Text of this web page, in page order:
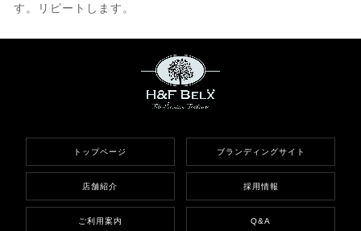
す。リピートします。
トップページ ブランディングサイト
店舗紹介 採用情報
ご利用案内 Q&A